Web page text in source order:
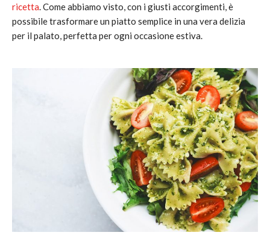
ricetta. Come abbiamo visto, con i giusti accorgimenti, è
possibile trasformare un piatto semplice in una vera delizia
per il palato, perfetta per ogni occasione estiva.